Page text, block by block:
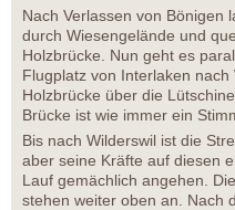
Nach Verlassen von Bönigen
durch Wiesengelände und
Holzbrücke. Nun geht es
Flugplatz von Interlaken
Holzbrücke über die
Brücke ist wie immer ein
Bis nach Wilderswil ist die
aber seine Kräfte auf diesen
Lauf gemächlich angehen.
stehen weiter oben an. Nach